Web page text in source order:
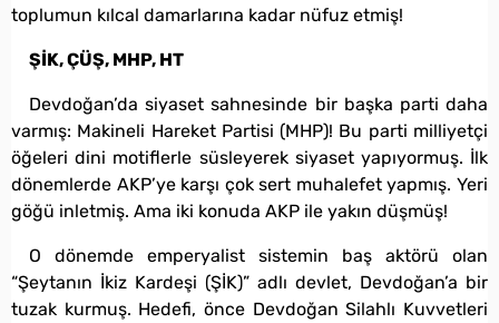
toplumun kılcal damarlarına kadar nüfuz etmiş!
ŞİK, ÇÜŞ, MHP, HT
Devdoğan’da siyaset sahnesinde bir başka parti daha
varmış: Makineli Hareket Partisi (MHP)! Bu parti milliyetçi
öğeleri dini motiflerle süsleyerek siyaset yapıyormuş. İlk
dönemlerde AKP’ye karşı çok sert muhalefet yapmış. Yeri
göğü inletmiş. Ama iki konuda AKP ile yakın düşmüş!
O dönemde emperyalist sistemin baş aktörü olan
“Şeytanın İkiz Kardeşi (ŞİK)” adlı devlet, Devdoğan’a bir
tuzak kurmuş. Hedefi, önce Devdoğan Silahlı Kuvvetleri